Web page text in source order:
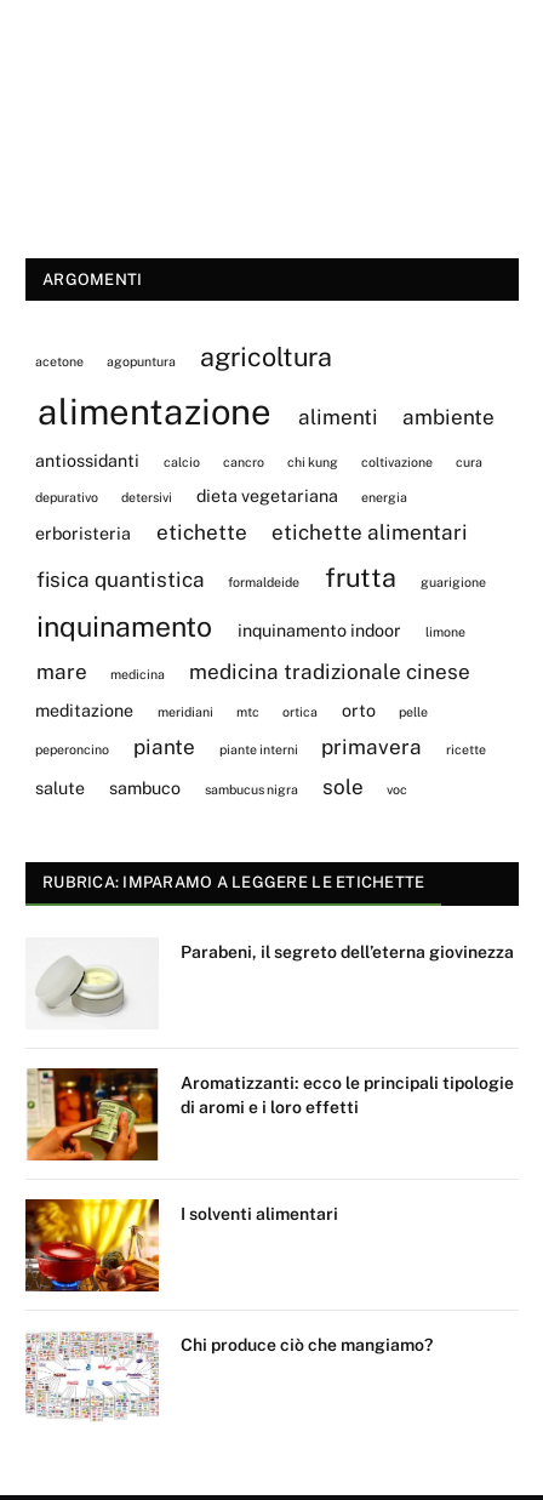
ARGOMENTI
acetone agopuntura agricoltura
alimentazione alimenti ambiente
antiossidanti calcio cancro chi kung coltivazione cura
depurativo detersivi dieta vegetariana energia
erboristeria etichette
etichette alimentari
fisica quantistica
formaldeide frutta guarigione
inquinamento inquinamento indoor limone
mare medicina medicina tradizionale cinese
meditazione meridiani mtc ortica orto pelle
peperoncino piante piante interni primavera ricette
salute sambuco sambucus nigra sole voc
RUBRICA: IMPARAMO A LEGGERE LE ETICHETTE
Parabeni, il segreto dell’eterna giovinezza
Aromatizzanti: ecco le principali tipologie
di aromi e i loro effetti
I solventi alimentari
Chi produce ciò che mangiamo?